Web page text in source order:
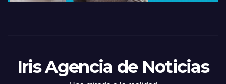
Iris Agencia de Noticias